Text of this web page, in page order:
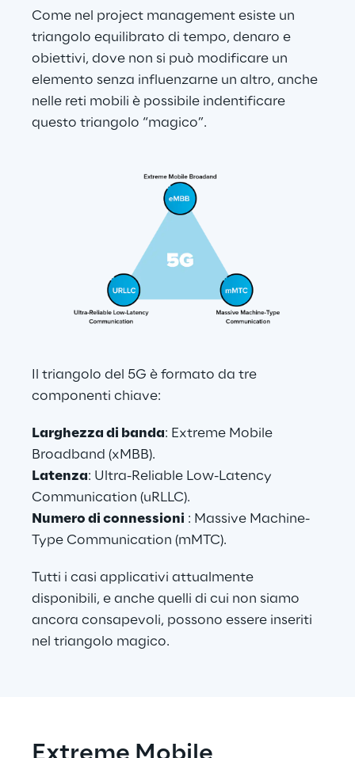
Come nel project management esiste un
triangolo equilibrato di tempo, denaro e
obiettivi, dove non si può modificare un
elemento senza influenzarne un altro, anche
nelle reti mobili è possibile indentificare
questo triangolo “magico”.
Il triangolo del 5G è formato da tre
componenti chiave:
Larghezza di banda: Extreme Mobile
Broadband (xMBB).
Latenza: Ultra-Reliable Low-Latency
Communication (uRLLC).
Numero di connessioni : Massive Machine-
Type Communication (mMTC).
Tutti i casi applicativi attualmente
disponibili, e anche quelli di cui non siamo
ancora consapevoli, possono essere inseriti
nel triangolo magico.